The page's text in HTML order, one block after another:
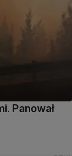
Panował